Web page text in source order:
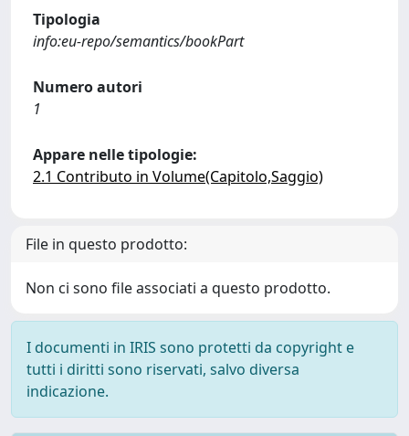
Tipologia
info:eu-repo/semantics/bookPart
Numero autori
1
Appare nelle tipologie:
2.1 Contributo in Volume(Capitolo,Saggio)
File in questo prodotto:
Non ci sono file associati a questo prodotto.
I documenti in IRIS sono protetti da copyright e
tutti i diritti sono riservati, salvo diversa
indicazione.